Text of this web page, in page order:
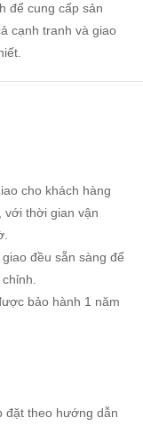
để cung cấp sản
cạnh tranh và giao
cho khách hàng
với thời gian vận
đều sẵn sàng để
bảo hành 1 năm
đặt theo hướng dẫn